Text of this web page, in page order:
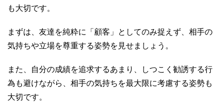
も大切です。
まずは、友達を純粋に「顧客」としてのみ捉えず、相手の
気持ちや立場を尊重する姿勢を見せましょう。
また、自分の成績を追求するあまり、しつこく勧誘する行
為も避けながら、相手の気持ちを最大限に考慮する姿勢も
大切です。